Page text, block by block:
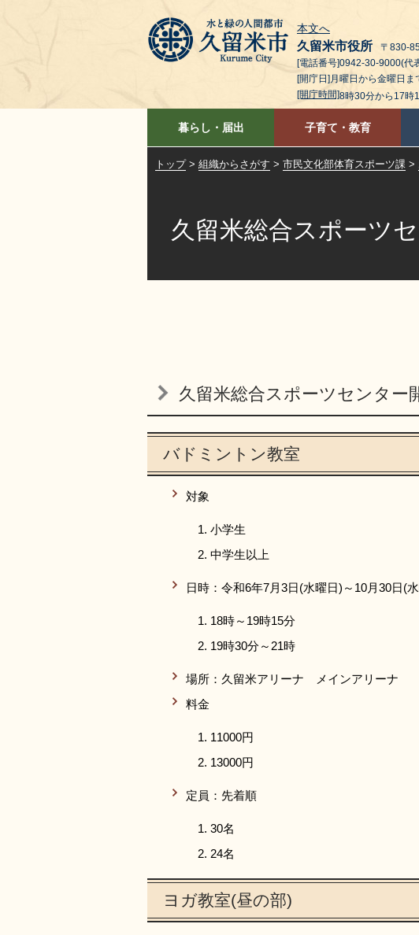
本文へ
久留米市役所 〒830-
[電話番号]0942-30-9000(代
[開庁日]月曜日から金曜日
[開庁時間]8時30分から17時
暮らし・届出 子育て・教育
トップ> 組織からさがす > 市民文化部体育スポーツ課 >
久留米総合スポーツ
久留米総合スポーツセンター
バドミントン教室
対象
小学生
中学生以上
日時：令和6年7月3日(水曜日)～10月30日(
18時～19時15分
19時30分～21時
場所：久留米アリーナ メインアリーナ
料金
11000円
13000円
定員：先着順
30名
24名
ヨガ教室(昼の部)